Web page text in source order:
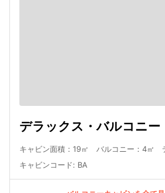
デラックス・バルコニー
キャビン面積：19㎡ バルコニー：4㎡
キャビンコード: BA